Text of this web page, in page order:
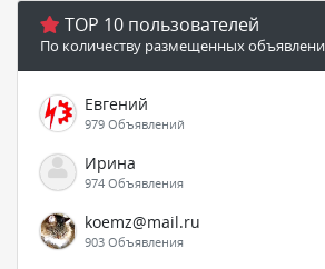
TOP 10 пользователей
По количеству размещенных
Евгений
979 Объявлений
Ирина
974 Объявления
koemz@mail.ru
903 Объявления